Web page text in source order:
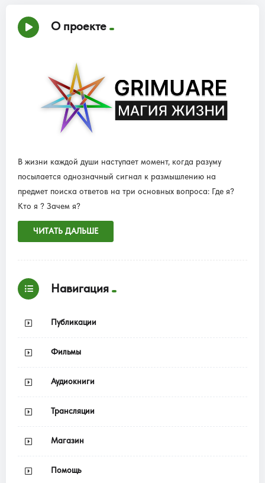
О проекте
В жизни каждой души наступает момент, когда разуму
посылается однозначный сигнал к размышлению на
предмет поиска ответов на три основных вопроса: Где я?
Кто я ? Зачем я?
ЧИТАТЬ ДАЛЬШЕ
Навигация
Публикации
Фильмы
Аудиокниги
Трансляции
Магазин
Помощь